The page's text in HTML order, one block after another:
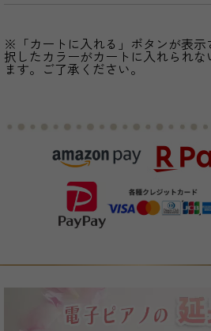
※「カートに入れる」ボタンが表示
択したカラーがカートに入れられ
ます。ご了承ください。